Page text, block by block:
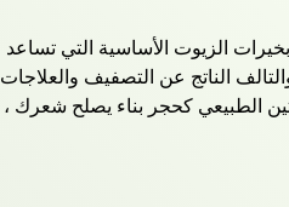
الزيوت الأساسية التي تساعد
الناتج عن التصفيف والعلاجات
الطبيعي كحجر بناء يصلح شعرك ،
الأطراف بحيث يبقى حريريا